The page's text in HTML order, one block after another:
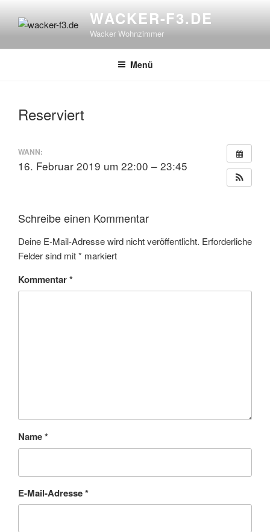
Inhalt
WACKER-F3.DE
Wacker Wohnzimmer
Menü
Reserviert
WANN:
16. Februar 2019 um 22:00 – 23:45
Schreibe einen Kommentar
Deine E-Mail-Adresse wird nicht veröffentlicht. Erforderliche
Felder sind mit* markiert
Kommentar*
Name*
E-Mail-Adresse*